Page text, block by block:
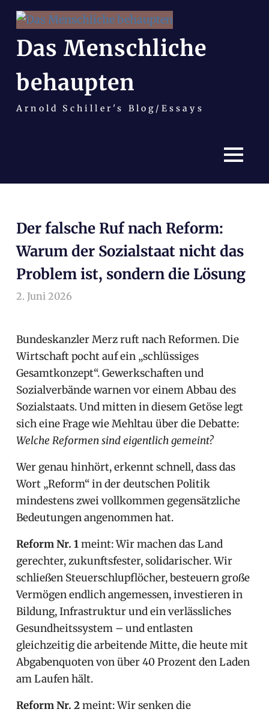
springen
Das Menschliche
behaupten
Arnold Schiller's Blog/Essays
MENÜ
Der falsche Ruf nach Reform:
Warum der Sozialstaat nicht das
Problem ist, sondern die Lösung
2. Juni 2026
Bundeskanzler Merz ruft nach Reformen. Die
Wirtschaft pocht auf ein „schlüssiges
Gesamtkonzept“. Gewerkschaften und
Sozialverbände warnen vor einem Abbau des
Sozialstaats. Und mitten in diesem Getöse legt
sich eine Frage wie Mehltau über die Debatte:
Welche Reformen sind eigentlich gemeint?
Wer genau hinhört, erkennt schnell, dass das
Wort „Reform“ in der deutschen Politik
mindestens zwei vollkommen gegensätzliche
Bedeutungen angenommen hat.
Reform Nr. 1meint: Wir machen das Land
gerechter, zukunftsfester, solidarischer. Wir
schließen Steuerschlupflöcher, besteuern große
Vermögen endlich angemessen, investieren in
Bildung, Infrastruktur und ein verlässliches
Gesundheitssystem – und entlasten
gleichzeitig die arbeitende Mitte, die heute mit
Abgabenquoten von über 40 Prozent den Laden
am Laufen hält.
Reform Nr. 2meint: Wir senken die